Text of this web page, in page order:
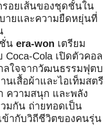
อยเส้นของชุดชั้นใน
ายและความยืดหยุ่นที่
น era-won เตรียม
Coca-Cola เปิดตัวคอล
ลใจจากวัฒนธรรมฟุตบ
นเสื้อผ้าและไอเท็มสตรี
ความสนุก และพลัง
มกัน ถ่ายทอดเป็น
ข้ากับวิถีชีวิตของคนรุ่น